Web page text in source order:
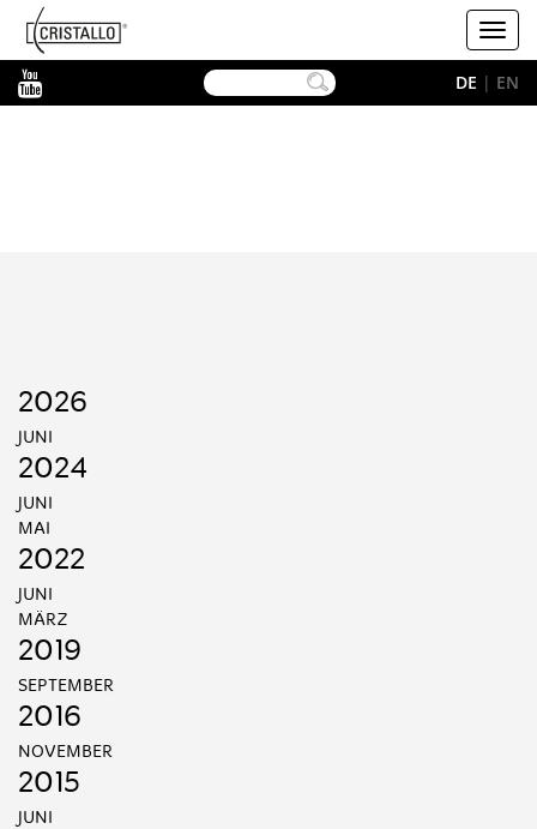
Cristallo
DE | EN
2026
JUNI
2024
JUNI
MAI
2022
JUNI
MÄRZ
2019
SEPTEMBER
2016
NOVEMBER
2015
JUNI